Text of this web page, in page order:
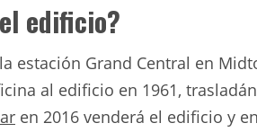
edificio?
estación Grand Central en
al edificio en 1961,
en 2016 venderá el edificio y